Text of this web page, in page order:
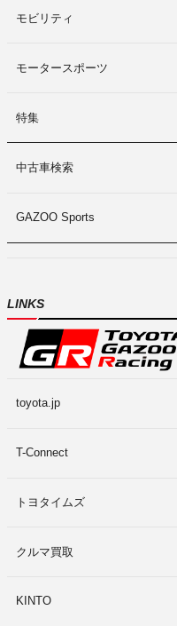
モビリティ
モータースポーツ
特集
中古車検索
GAZOO Sports
LINKS
toyota.jp
T-Connect
トヨタイムズ
クルマ買取
KINTO